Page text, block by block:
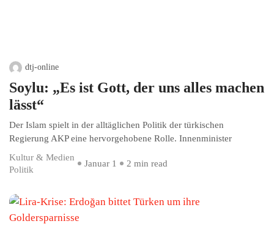
dtj-online
Soylu: „Es ist Gott, der uns alles machen
lässt“
Der Islam spielt in der alltäglichen Politik der türkischen
Regierung AKP eine hervorgehobene Rolle. Innenminister
Kultur & Medien
Politik
Januar 1 2 min read